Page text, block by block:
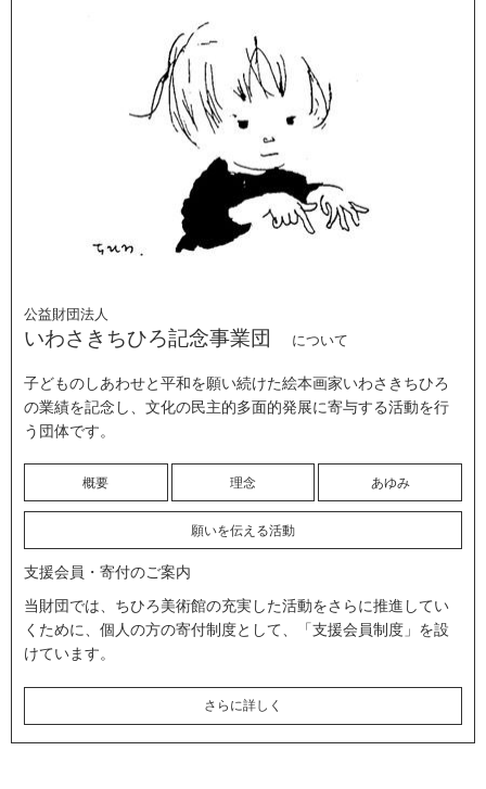
公益財団法人
いわさきちひろ記念事業団 について
子どものしあわせと平和を願い続けた絵本画家いわさきちひろ
の業績を記念し、文化の民主的多面的発展に寄与する活動を行
う団体です。
概要 理念 あゆみ
願いを伝える活動
支援会員・寄付のご案内
当財団では、ちひろ美術館の充実した活動をさらに推進してい
くために、個人の方の寄付制度として、「支援会員制度」を設
けています。
さらに詳しく